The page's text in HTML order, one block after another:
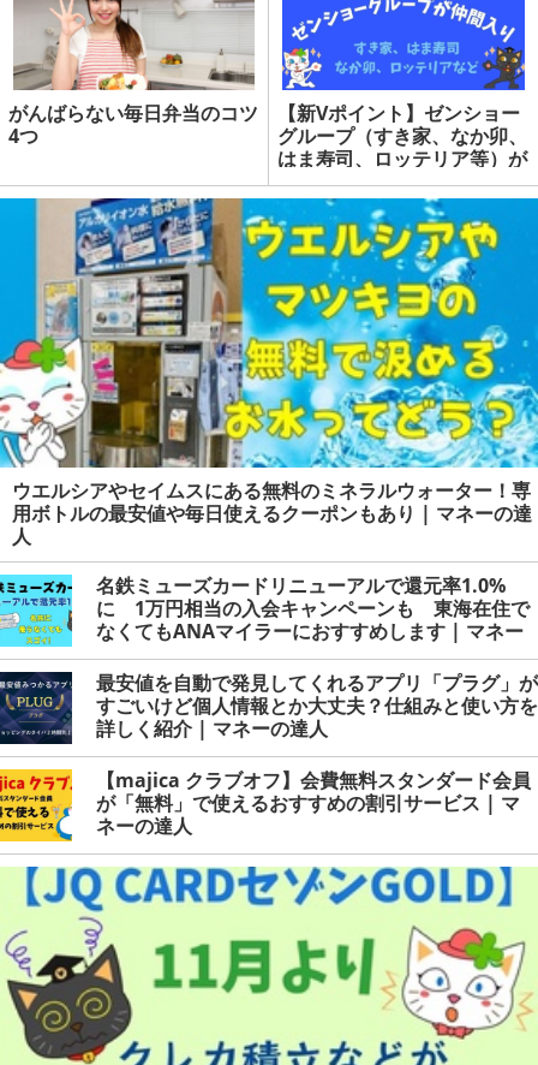
がんばらない毎日弁当のコツ
4つ
【新Vポイント】ゼンショー
グループ（すき家、なか卯、
はま寿司、ロッテリア等）が
仲間入りで統合に向けて利用
範囲拡大 | マネーの達人
ウエルシアやセイムスにある無料のミネラルウォーター！専
用ボトルの最安値や毎日使えるクーポンもあり | マネーの達
人
名鉄ミューズカードリニューアルで還元率1.0%
に 1万円相当の入会キャンペーンも 東海在住で
なくてもANAマイラーにおすすめします | マネー
の達人
最安値を自動で発見してくれるアプリ「プラグ」が
すごいけど個人情報とか大丈夫？仕組みと使い方を
詳しく紹介 | マネーの達人
【majica クラブオフ】会費無料スタンダード会員
が「無料」で使えるおすすめの割引サービス | マ
ネーの達人